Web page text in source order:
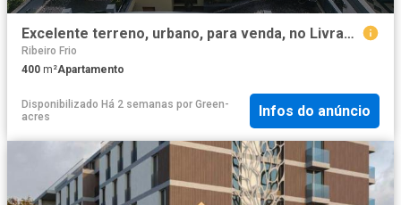
Excelente terreno, urbano, para venda, no Livramento, cidade. 400m² Monte
Ribeiro Frio
400 m²Apartamento
Disponibilizado Há 2 semanas por Green-
acres
Infos do anúncio